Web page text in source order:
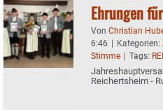
Ehrungen
Von Christian
6:46 | Kategorien:
Stimme | Tags:
Reichertsheim -